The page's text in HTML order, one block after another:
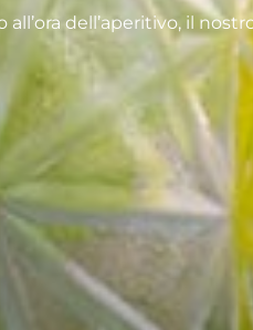
dell’aperitivo, il